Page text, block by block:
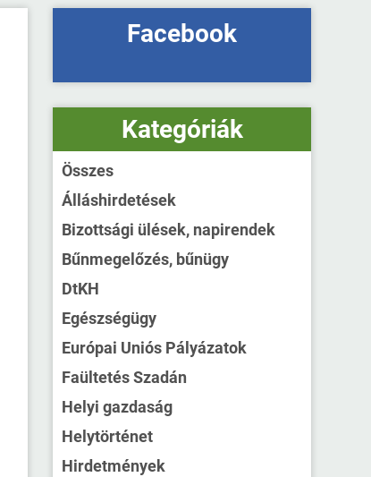
Facebook
Kategóriák
Összes
Álláshirdetések
Bizottsági ülések, napirendek
Bűnmegelőzés, bűnügy
DtKH
Egészségügy
Európai Uniós Pályázatok
Faültetés Szadán
Helyi gazdaság
Helytörténet
Hirdetmények